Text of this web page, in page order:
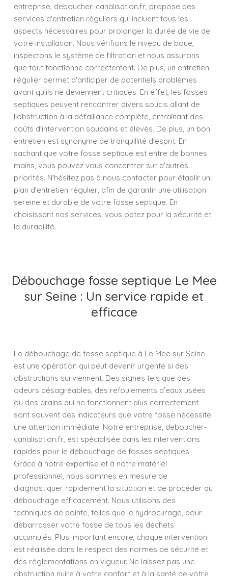
entreprise, deboucher-canalisation.fr, propose des
services d'entretien réguliers qui incluent tous les
aspects nécessaires pour prolonger la durée de vie de
votre installation. Nous vérifions le niveau de boue,
inspectons le système de filtration et nous assurons
que tout fonctionne correctement. De plus, un entretien
régulier permet d'anticiper de potentiels problèmes
avant qu'ils ne deviennent critiques. En effet, les fosses
septiques peuvent rencontrer divers soucis allant de
l'obstruction à la défaillance complète, entraînant des
coûts d'intervention soudains et élevés. De plus, un bon
entretien est synonyme de tranquillité d'esprit. En
sachant que votre fosse septique est entre de bonnes
mains, vous pouvez vous concentrer sur d'autres
priorités. N'hésitez pas à nous contacter pour établir un
plan d'entretien régulier, afin de garantir une utilisation
sereine et durable de votre fosse septique. En
choisissant nos services, vous optez pour la sécurité et
la durabilité.
Débouchage fosse septique Le Mee
sur Seine : Un service rapide et
efficace
Le débouchage de fosse septique à Le Mee sur Seine
est une opération qui peut devenir urgente si des
obstructions surviennent. Des signes tels que des
odeurs désagréables, des refoulements d’eaux usées
ou des drains qui ne fonctionnent plus correctement
sont souvent des indicateurs que votre fosse nécessite
une attention immédiate. Notre entreprise, deboucher-
canalisation.fr, est spécialisée dans les interventions
rapides pour le débouchage de fosses septiques.
Grâce à notre expertise et à notre matériel
professionnel, nous sommes en mesure de
diagnostiquer rapidement la situation et de procéder au
débouchage efficacement. Nous utilisons des
techniques de pointe, telles que le hydrocurage, pour
débarrasser votre fosse de tous les déchets
accumulés. Plus important encore, chaque intervention
est réalisée dans le respect des normes de sécurité et
des réglementations en vigueur. Ne laissez pas une
obstruction nuire à votre confort et à la santé de votre